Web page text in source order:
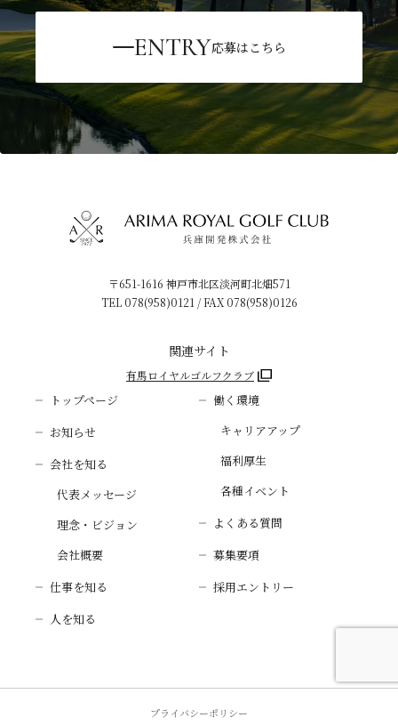
ENTRY応募はこちら
〒651-1616 神戸市北区淡河町北畑571
TEL 078(958)0121 / FAX 078(958)0126
関連サイト
有馬ロイヤルゴルフクラブ
トップページ
お知らせ
会社を知る
代表メッセージ
理念・ビジョン
会社概要
仕事を知る
人を知る
働く環境
キャリアアップ
福利厚生
各種イベント
よくある質問
募集要項
採用エントリー
プライバシーポリシー